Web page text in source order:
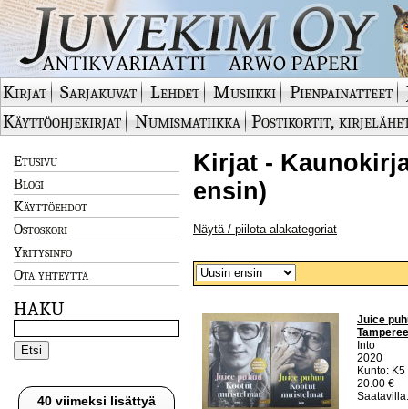
Kirjat Sarjakuvat Lehdet Musiikki Pienpainatteet
Käyttöohjekirjat
Numismatiikka Postikortit,
Etusivu
Blogi
Käyttöehdot
Ostoskori
Yritysinfo
Ota yhteyttä
HAKU
40 viimeksi lisättyä
Kirjat -
ensin)
Näytä / piilota alakategoriat
Juice
Into
2020
Kunto:
20.00 €